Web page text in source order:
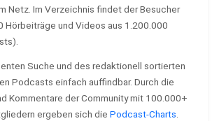
Netz. Im Verzeichnis findet der Besucher
Hörbeiträge und Videos aus 1.200.000
Suche und des redaktionell sortierten
Podcasts einfach auffindbar. Durch die
Kommentare der Community mit 100.000+
ergeben sich die Podcast-Charts